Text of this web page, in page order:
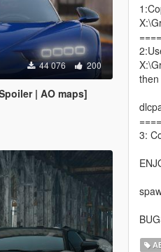
44 076 200
| AO maps]
3: